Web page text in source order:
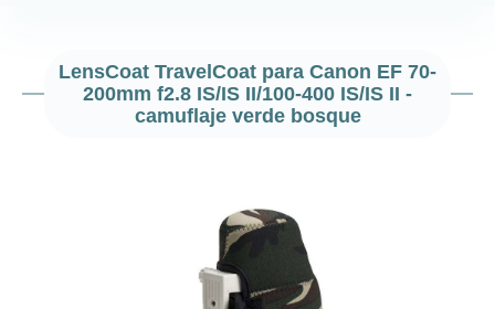
LensCoat TravelCoat para Canon EF 70-
200mm f2.8 IS/IS II/100-400 IS/IS II -
camuflaje verde bosque